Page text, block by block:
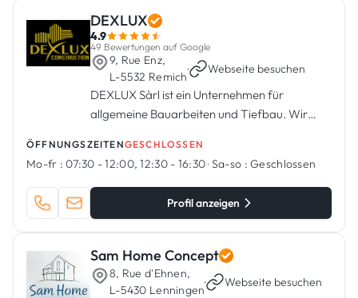
DEXLUX
4.9
49 Bewertungen auf Google
9, Rue Enz,
L-5532 Remich
· Webseite besuchen
DEXLUX Sàrl ist ein Unternehmen für
allgemeine Bauarbeiten und Tiefbau. Wir
Außenarbeiten, Fliesenverlegung,
Abbrucharbeiten, Rohbauarbeiten,
Terrassen, Einfahrte...
ÖFFNUNGSZEITENGESCHLOSSEN
Mo-fr : 07:30 - 12:00, 12:30 - 16:30·Sa-so : Geschlossen
Profil anzeigen
Sam Home Concept
8, Rue d'Ehnen,
L-5430 Lenningen
· Webseite besuchen